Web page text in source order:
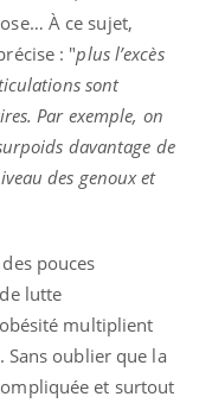
À ce sujet,
: "plus l’excès
sont
Par exemple, on
davantage de
des genoux et
pouces
lutte
multiplient
Sans oublier que la
et surtout